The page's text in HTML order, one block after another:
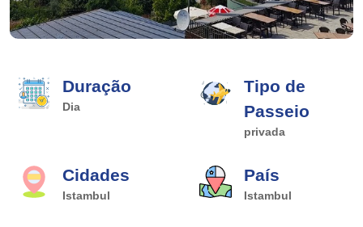
Duração
Dia
Tipo de
Passeio
privada
Cidades
Istambul
País
Istambul